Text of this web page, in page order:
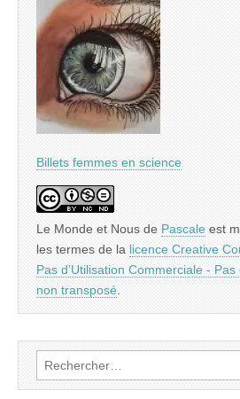
Billets femmes en science
Le Monde et Nous de Pascale est
les termes de la licence Creative
Pas d’Utilisation Commerciale -
non transposé
Rechercher :